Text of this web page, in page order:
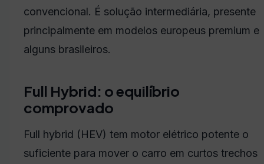
convencional. É solução intermediária, presente
principalmente em modelos europeus premium e
alguns brasileiros.
Full Hybrid: o equilíbrio
comprovado
Full hybrid (HEV) tem motor elétrico potente o
suficiente para mover o carro em curtos trechos